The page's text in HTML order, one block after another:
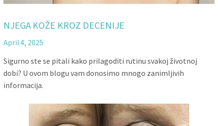
NJEGA KOŽE KROZ DECENIJE
April 4, 2025
Sigurno ste se pitali kako prilagoditi rutinu svakoj životnoj
dobi? U ovom blogu vam donosimo mnogo zanimljivih
informacija.